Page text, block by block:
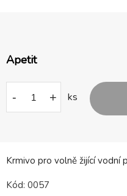
Krmivo pro volně žijící vodní
Apetit
- + ks
Kód: 0057